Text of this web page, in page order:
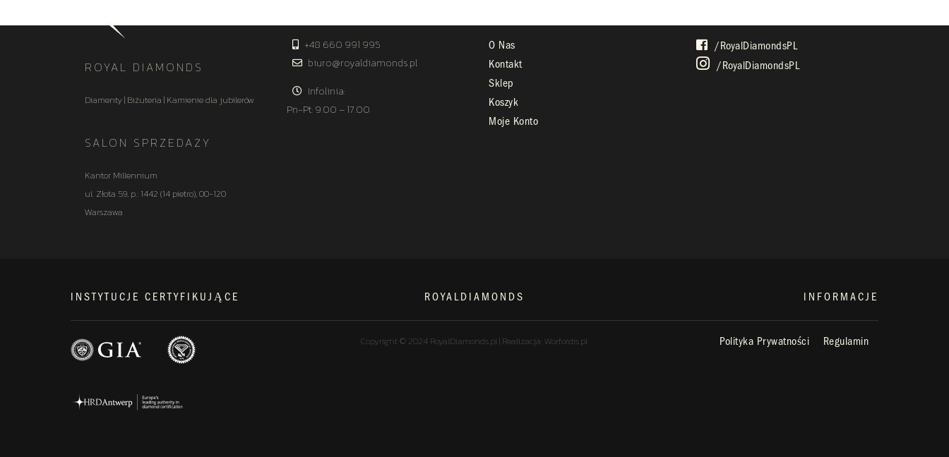
ROYAL DIAMONDS
Diamenty | Biżuteria | Kamienie dla jubilerów
SALON SPRZEDAŻY
Kantor Millennium
ul. Złota 59, p.: 1442 (14 pietro), 00-120
Warszawa
+48 660 991 995
biuro@royaldiamonds.pl
Infolinia:
Pn-Pt: 9.00 – 17.00
O Nas
Kontakt
Sklep
Koszyk
Moje Konto
/royalDiamondsPL
/royalDiamondsPL
INSTYTUCJE CERTYFIKUJĄCE ROYALDIAMONDS
Copyright © 2024 RoyalDiamonds.pl | Realizacja: Worfordis.pl
INFORMACJE
Polityka Prywatności Regulamin